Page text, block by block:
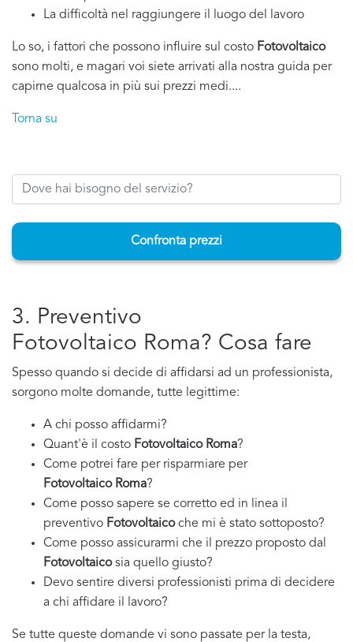
La difficoltà nel raggiungere il luogo del lavoro
Lo so, i fattori che possono influire sul costo Fotovoltaico
sono molti, e magari voi siete arrivati alla nostra guida per
capirne qualcosa in più sui prezzi medi....
Torna su
Confronta prezzi
3. Preventivo
Fotovoltaico Roma? Cosa fare
Spesso quando si decide di affidarsi ad un professionista,
sorgono molte domande, tutte legittime:
A chi posso affidarmi?
Quant'è il costo Fotovoltaico Roma?
Come potrei fare per risparmiare per
Fotovoltaico Roma?
Come posso sapere se corretto ed in linea il
preventivo Fotovoltaicoche mi è stato sottoposto?
Come posso assicurarmi che il prezzo proposto dal
Fotovoltaicosia quello giusto?
Devo sentire diversi professionisti prima di decidere
a chi affidare il lavoro?
Se tutte queste domande vi sono passate per la testa,